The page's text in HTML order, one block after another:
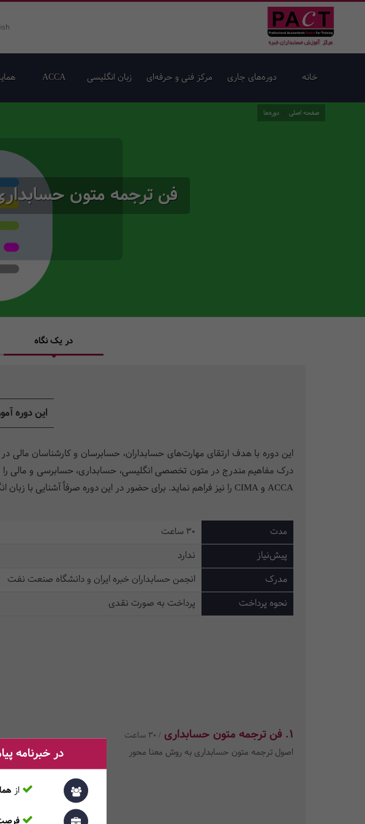
خانه دوره‌های جاری مرکز فنی و حرفه‌ای زبان انگلیسی ACCA
فن ترجمه متون
صفحه اصلی دوره‌ها
در یک نگاه
این دوره
این دوره با هدف ارتقای مهارت‌های حسابداران، حسابرسان و کارشناسان
درک مفاهیم مندرج در متون تخصصی انگلیسی، حسابداری، حسابرسی و مالی
ACCA و CIMA را نیز فراهم نماید. برای حضور در این دوره صرفاً آشنایی با زبان انگلیسی در سطح پایه و مقدماتی برای فراگیران کفایت می کند.
مدت 30 ساعت
پیش‌نیاز
ندارد
مدرک
انجمن حسابداران خبره ایران و دانشگاه صنعت نفت
نحوه پرداخت
پرداخت به صورت نقدی
1. فن ترجمه متون حسابداری / 30 ساعت
اصول ترجمه متون حسابداری به روش معنا محور در خبرنامه
از